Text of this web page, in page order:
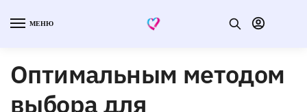
МЕНЮ
Оптимальным методом
выбора для